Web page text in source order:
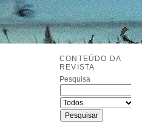
CONTEÚDO DA
REVISTA
Pesquisa